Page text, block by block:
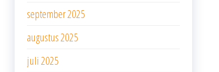
september 2025
augustus 2025
juli 2025